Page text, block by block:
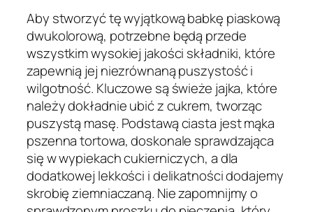
Aby stworzyć tę wyjątkową babkę piaskową
dwukolorową, potrzebne będą przede
wszystkim wysokiej jakości składniki, które
zapewnią jej niezrównaną puszystość i
wilgotność. Kluczowe są świeże jajka, które
należy dokładnie ubić z cukrem, tworząc
puszystą masę. Podstawą ciasta jest mąka
pszenna tortowa, doskonale sprawdzająca
się w wypiekach cukierniczych, a dla
dodatkowej lekkości i delikatności dodajemy
skrobię ziemniaczaną. Nie zapomnijmy o